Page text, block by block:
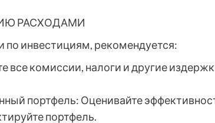
РАСХОДАМИ
по инвестициям, рекомендуется:
все комиссии, налоги и другие
портфель: Оценивайте
портфель.